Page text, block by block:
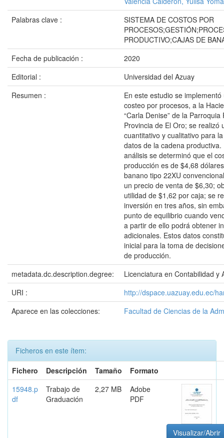
Palabras clave :
SISTEMA DE COSTOS POR
PRODUCTIVO;CAJAS DE
Fecha de publicación :
2020
Editorial :
Universidad del Azuay
Resumen :
En este estudio se
costeo por procesos, a la
“Carla Denise” de la
Provincia de El Oro; se realizó
cuantitativo y cualitativo para
datos de la cadena productiva.
análisis se determinó que el
producción es de $4,68
banano tipo 22XU
un precio de venta de $6,30;
utilidad de $1,62 por caja; se
inversión en tres años, sin
punto de equilibrio cuando
a partir de ello podrá obtener
adicionales. Estos datos
inicial para la toma de
de producción.
metadata.dc.description.degree:
Licenciatura en Contabilidad y
URI :
http://dspace.uazuay.edu.ec/
Aparece en las colecciones:
Facultad de Ciencias de la
Ficheros en este ítem:
Fichero
Descripción Tamaño
Formato
15948.p
df
Trabajo de
Graduación
2,27 MB
Adobe
PDF
Visualizar/Abrir